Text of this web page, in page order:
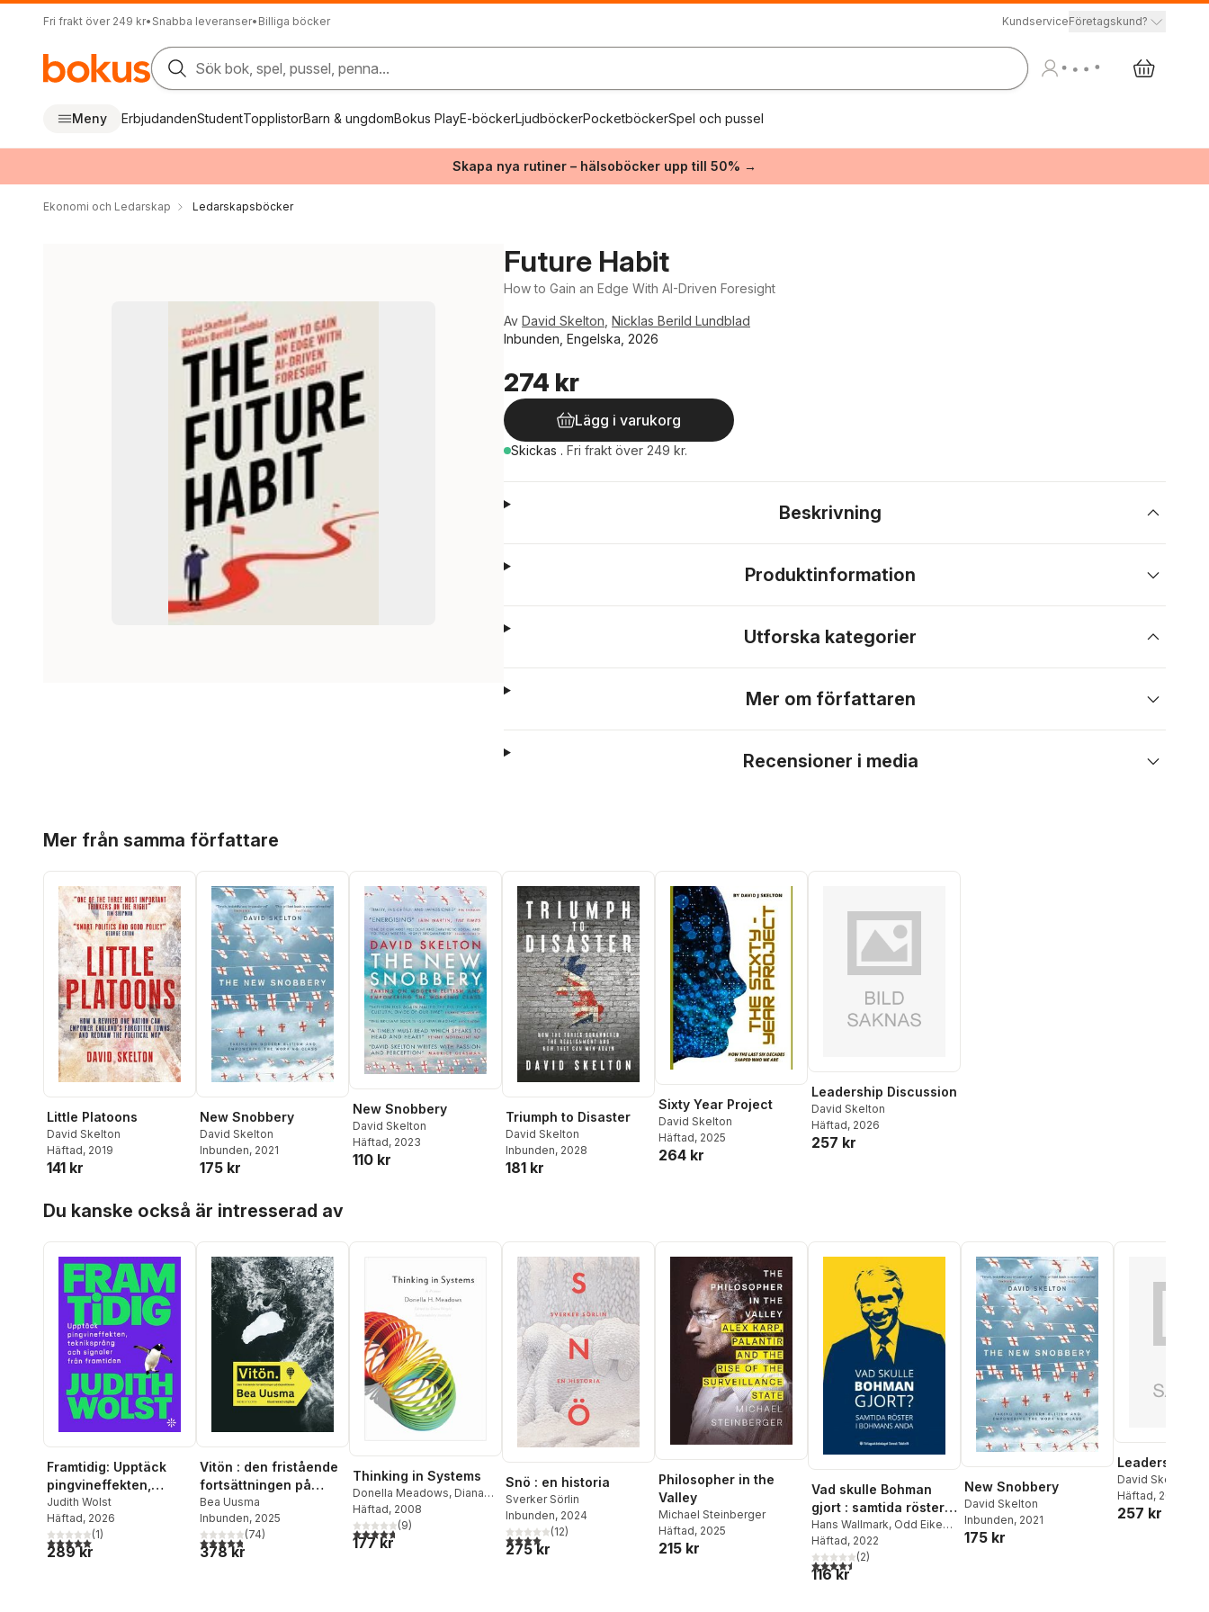
Fri frakt över 249 kr• Snabba leveranser• Billiga böcker KundserviceFöretagskund?
Sök bok, spel, pussel, penna...
Meny ErbjudandenStudentTopplistorBarn & ungdomBokus PlayE-böckerLjudböckerPocketböckerSpel och pussel
Skapa nya rutiner – hälsoböcker upp till 50% →
Ekonomi och Ledarskap Ledarskapsböcker
Future Habit
How to Gain an Edge With AI-Driven Foresight
Av David Skelton Nicklas Berild Lundblad
Inbunden, Engelska, 2026
274 kr
Lägg i varukorg
Skickas . Fri frakt över 249 kr.
Beskrivning
Produktinformation
Utforska kategorier
Mer om författaren
Recensioner i media
Mer från samma författare
Little Platoons
David Skelton
Häftad, 2019
141 kr
New Snobbery
David Skelton
Inbunden, 2021
175 kr
New Snobbery
David Skelton
Häftad, 2023
110 kr
Triumph to Disaster
David Skelton
Inbunden, 2028
181 kr
Sixty Year Project
David Skelton
Häftad, 2025
264 kr
Leadership Discussion
David Skelton
Häftad, 2026
257 kr
Du kanske också är intresserad av
Framtidig: Upptäck
pingvineffekten,
tekniksprång och
signaler från
framtiden
Judith Wolst
Häftad, 2026
5,0utav 5 stjärnor. Totalt antal röster:
(1)
289 kr
Vitön : den fristående
fortsättningen på
Expeditionen
Bea Uusma
Inbunden, 2025
4,8utav 5 stjärnor. Totalt antal röster:
(74)
378 kr
Thinking in Systems
Donella Meadows, Diana
Wright
Häftad, 2008
4,7utav 5 stjärnor. Totalt antal röster:
(9)
177 kr
Snö : en historia
Sverker Sörlin
Inbunden, 2024
4,0utav 5 stjärnor. Totalt antal röster:
(12)
275 kr
Philosopher in the
Valley
Michael Steinberger
Häftad, 2025
215 kr
Vad skulle Bohman
gjort : samtida röster i
Bohmans anda
Hans Wallmark, Odd Eiken ,
Krister Thelin
Lifvendahl,
Kärkkinen
Häftad, 2022
4,5utav 5 stjärnor. Totalt antal röster:
(2)
116 kr
New Snobbery
David Skelton
Inbunden, 2021
175 kr
Leadership
David Skelton
Häftad, 2026
257 kr